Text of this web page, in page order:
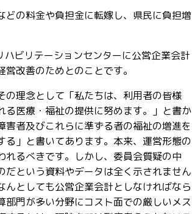
の料金や負担金に転嫁し、県民に負担増
ビリテーションセンターに公営企業会計
改善のためとのことです。
の理念として「私たちは、利用者の皆様
医療・福祉の提供に努めます。」と書か
者及びこれらに準ずる者の福祉の増進を
」と書いてあります。本来、運営形態の
るべきです。しかし、委員会質疑の中
という資料やデータは全く示されません
としても公営企業会計としなければなら
門が多い分野にコスト面での厳しいメス